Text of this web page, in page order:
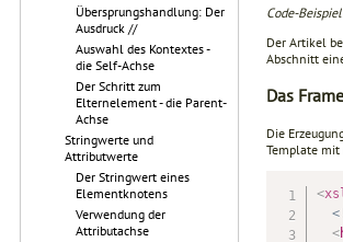
Übersprungshandlung: Der
Ausdruck //
Auswahl des Kontextes -
die Self-Achse
Der Schritt zum
Elternelement - die Parent-
Achse
Stringwerte und
Attributwerte
Der Stringwert eines
Elementknotens
Verwendung der
Attributachse
Code-
Der Artikel
Abschnitt
Das
Die
Template mit
<
<